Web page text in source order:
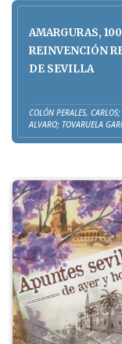
AMARGURAS,
REINVENCIÓN
DE SEVILLA
COLÓN PERALES,
ALVARO; TOVARUELA